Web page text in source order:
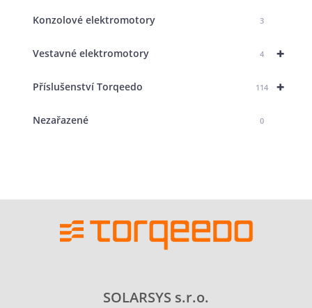
Konzolové elektromotory 3
+
Vestavné elektromotory 4
+
Příslušenství Torqeedo 114
Nezařazené 0
SOLARSYS s.r.o.